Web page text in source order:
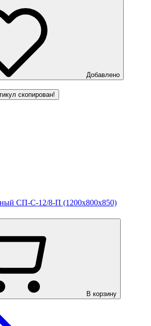
Добавлено
скопирован!
СП-С-12/8-П (1200х800х850)
В корзину